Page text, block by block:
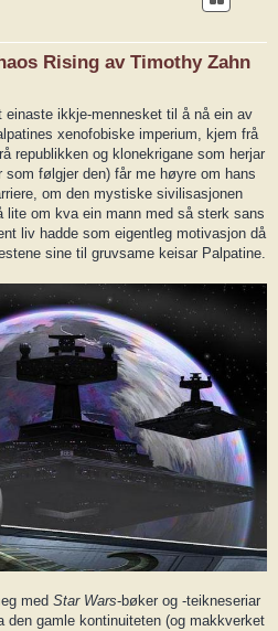
Rising av Timothy Zahn
einaste ikkje-mennesket til å nå ein av
xenofobiske imperium, kjem frå
republikken og klonekrigane som herjar
som følgjer den) får me høyre om hans
om den mystiske sivilisasjonen
lite om kva ein mann med så sterk sans
liv hadde som eigentleg motivasjon då
sine til gruvsame keisar Palpatine.
med Star Wars-bøker og -teikneseriar
gamle kontinuiteten (og makkverket